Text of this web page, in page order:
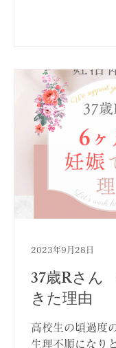
37歳Rさん
きた理由
高校生の頃過度
生理不順になり
2023年9月28日